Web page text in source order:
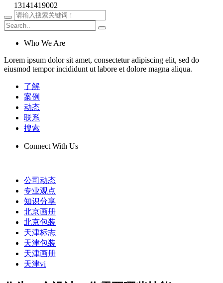
13141419002
Who We Are
Lorem ipsum dolor sit amet, consectetur adipiscing elit, sed do
eiusmod tempor incididunt ut labore et dolore magna aliqua.
了解
案例
动态
联系
搜索
Connect With Us
公司动态
专业观点
知识分享
北京画册
北京包装
天津标志
天津包装
天津画册
天津vi